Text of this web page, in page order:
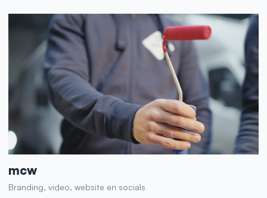
mcw
Branding, video, website en socials